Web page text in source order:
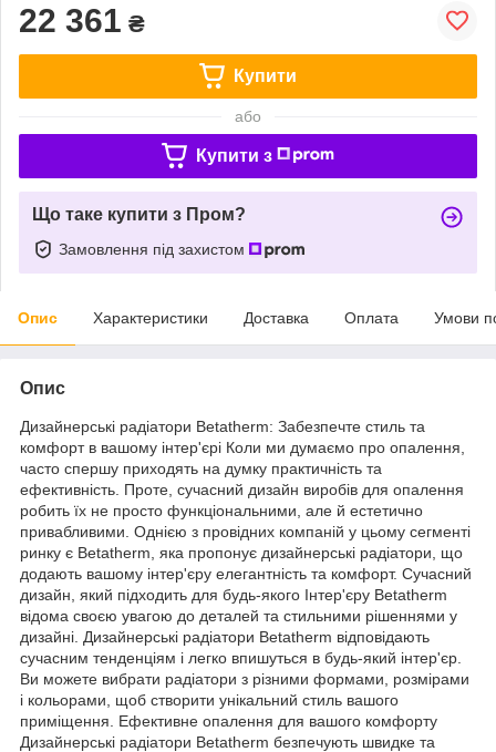
22 361 ₴
Купити
або
Купити з
Що таке купити з Пром?
Замовлення під захистом
Опис Характеристики Доставка Оплата Умови
Опис
Дизайнерські радіатори Betatherm: Забезпечте стиль та
комфорт в вашому інтер'єрі Коли ми думаємо про опалення,
часто спершу приходять на думку практичність та
ефективність. Проте, сучасний дизайн виробів для опалення
робить їх не просто функціональними, але й естетично
привабливими. Однією з провідних компаній у цьому сегменті
ринку є Betatherm, яка пропонує дизайнерські радіатори, що
додають вашому інтер'єру елегантність та комфорт. Сучасний
дизайн, який підходить для будь-якого Інтер'єру Betatherm
відома своєю увагою до деталей та стильними рішеннями у
дизайні. Дизайнерські радіатори Betatherm відповідають
сучасним тенденціям і легко впишуться в будь-який інтер'єр.
Ви можете вибрати радіатори з різними формами, розмірами
і кольорами, щоб створити унікальний стиль вашого
приміщення. Ефективне опалення для вашого комфорту
Дизайнерські радіатори Betatherm безпечують швидке та